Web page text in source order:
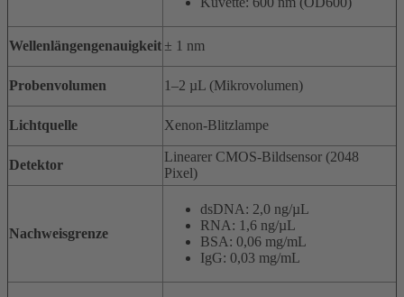
Wellenlängengenauigkeit ± 1 nm
Probenvolumen 1–2 µL (Mikrovolumen)
Lichtquelle Xenon-Blitzlampe
Detektor
Linearer CMOS-Bildsensor (2048
Pixel)
Nachweisgrenze
dsDNA: 2,0 ng/µL
RNA: 1,6 ng/µL
BSA: 0,06 mg/mL
IgG: 0,03 mg/mL